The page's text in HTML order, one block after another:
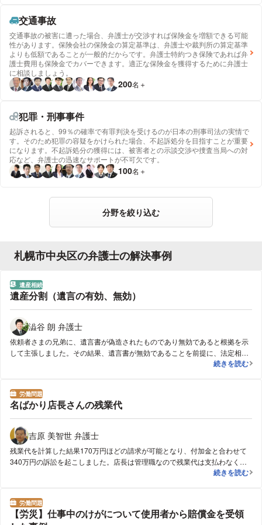
交通事故
交通事故の被害に遭った場合、弁護士が交渉すれば保険金を増額できる可能
性があります。保険会社の保険金の算定基準は、弁護士や裁判所の算定基準
よりも低額であることが一般的だからです。弁護士特約つき保険であれば弁
護士費用も保険金でカバーできます。適正な保険金を獲得するために弁護士
に相談しましょう。
200名 ＋
犯罪・刑事事件
起訴されると、99％の確率で有罪判決を受けるのが日本の刑事司法の実情で
す。そのため犯罪の容疑をかけられた場合、不起訴処分を目指すことが重要
になります。不起訴処分の獲得には、被害者との示談交渉や捜査当局への対
応など、弁護士の迅速なサポートが不可欠です。
100名 ＋
分野を絞り込む
札幌市中央区の弁護士の解決事例
遺産相続
分野
遺産分割（遺言の有効、無効）
澁谷 朗 弁護士
依頼者さまの兄弟に、遺言書が偽造されたものであり無効であると根拠を示
して主張しました。その結果、遺言書が無効であることを前提に、法定相続
遺産分割（遺
続きを読む
労働問題
分野
名ばかり店長さんの残業代
吉原 美智世 弁護士
残業代を計算した結果170万円ほどの請求が可能となり、付加金と合わせて
340万円の訴訟を起こしました。店長は管理職なので残業代は支払わなくい
との会社に主張と戦った結果、当方の主張が認められ、340万円の判決を獲
名ばかり店長
続きを読む
労働問題
分野
【労災】仕事中のけがについて使用者から賠償金を受領